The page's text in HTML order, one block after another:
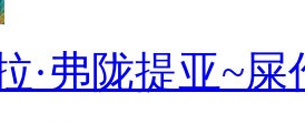
·弗陇提亚~